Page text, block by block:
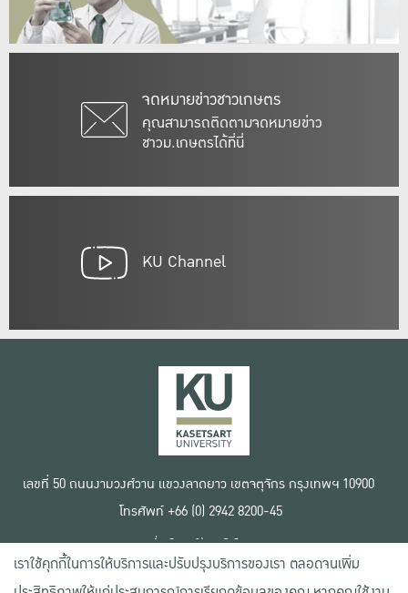
จดหมายข่าวชาวเกษตร
คุณสามารถติดตามจดหมายข่าว
ชาวม.เกษตรได้ที่นี่
KU Channel
เลขที่ 50 ถนนงามวงศ์วาน แขวงลาดยาว เขตจตุจักร กรุงเทพฯ 10900
โทรศัพท์ +66 (0) 2942 8200-45
เงื่อนไขการใช้งานเว็บไซต์
ข้อตกลงด้านสิทธิ์ใช้งาน
นโยบายความเป็นส่วนตัว
เราใช้คุกกี้ในการให้บริการและปรับปรุงบริการของเรา ตลอดจนเพิ่ม